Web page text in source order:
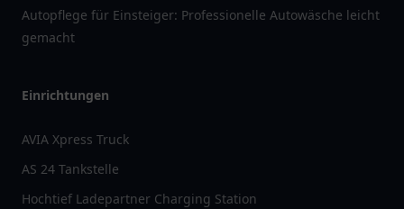
Autopflege für Einsteiger: Professionelle Autowäsche leicht
gemacht
Einrichtungen
AVIA Xpress Truck
AS 24 Tankstelle
Hochtief Ladepartner Charging Station